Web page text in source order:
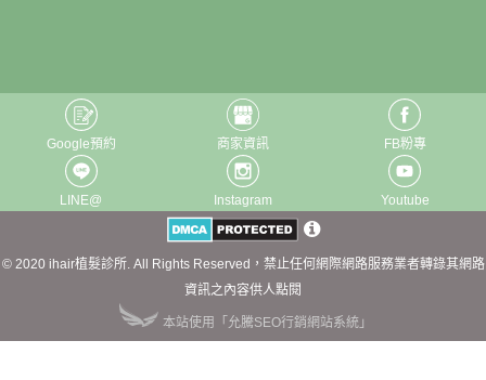
Google預約 商家資訊 FB粉專
LINE@ Instagram Youtube
© 2020 ihair植髮診所. All Rights Reserved，禁止任何網際網路服務業者轉錄其網路
資訊之內容供人點閱
本站使用「允騰SEO行銷網站系統」